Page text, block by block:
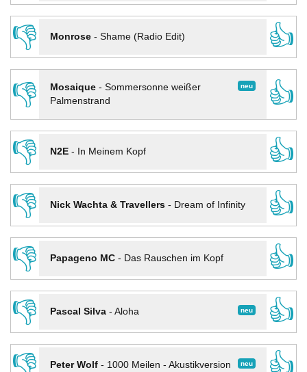
👎
Monrose- Shame (Radio Edit)
👍
👎
neu
Mosaique- Sommersonne weißer
Palmenstrand
👍
👎
N2E- In Meinem Kopf
👍
👎
Nick Wachta & Travellers- Dream of Infinity
👍
👎
Papageno MC- Das Rauschen im Kopf
👍
👎
neu
Pascal Silva- Aloha
👍
👎
neu
Peter Wolf- 1000 Meilen - Akustikversion
👍